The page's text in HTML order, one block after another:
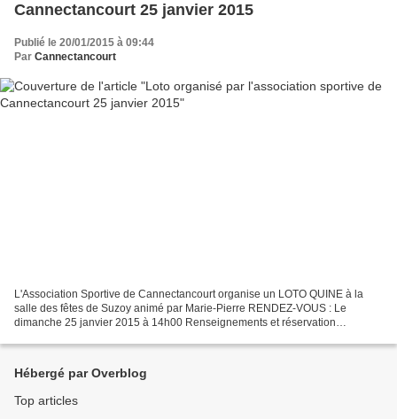
Cannectancourt 25 janvier 2015
Publié le 20/01/2015 à 09:44
Par Cannectancourt
L'Association Sportive de Cannectancourt organise un LOTO QUINE à la
salle des fêtes de Suzoy animé par Marie-Pierre RENDEZ-VOUS : Le
dimanche 25 janvier 2015 à 14h00 Renseignements et réservation
Hébergé par Overblog
Top articles